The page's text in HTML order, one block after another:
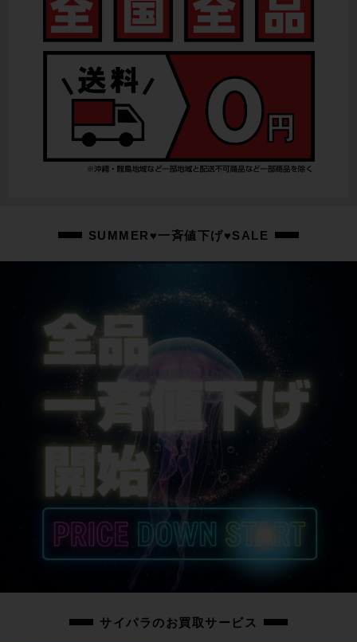
SHIMANO 105 R7000
スプロケット
ブレーキキャリパー
SHIMANO 105 R7070/油圧DISC
GIANT/400mm
GIANT APPROACH
商品の状態
中古：C（使用感あり/キズ、ヨゴレあり）
こちらの自転車は以下の確認を行っております。
変速：正常に動作します。
があります。STIレバー、サドル、ホイール、シートポスト、フレームの一部
SUMMER♥一斉値下げ♥SALE
サイパラのお買取サービス